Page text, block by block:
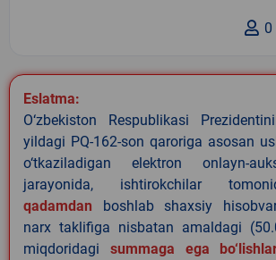
0
Eslatma:
O‘zbekiston Respublikasi
yildagi PQ-162-son qaroriga asosan
o‘tkaziladigan elektron onlayn-
jarayonida, ishtirokchilar
qadamdan boshlab shaxsiy
narx taklifiga nisbatan amaldagi
miqdoridagi summaga ega